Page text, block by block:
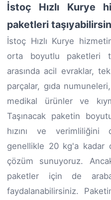
İstoç Hızlı Kurye
paketleri
İstoç Hızlı Kurye
orta boyutlu paketleri
arasında acil evraklar,
parçalar, gıda
medikal ürünler ve
Taşınacak paketin
hızını ve verimliliğini
genellikle 20 kg'a kadar
çözüm sunuyoruz.
paketler için de
faydalanabilirsiniz.